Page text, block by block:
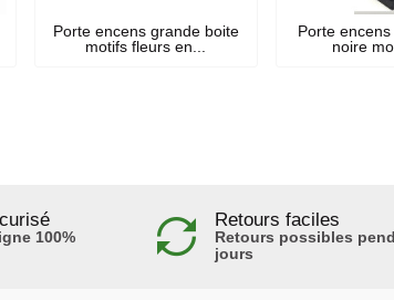
Porte encens grande boite
motifs fleurs en...
Porte
noire
100%
Retours faciles
Retours possibles
jours